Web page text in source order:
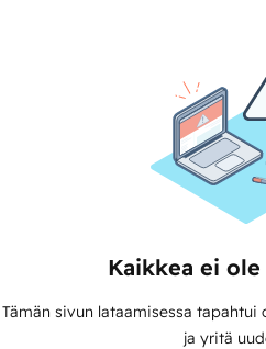
Kaikkea ei
Tämän sivun lataamisessa
ja yritä